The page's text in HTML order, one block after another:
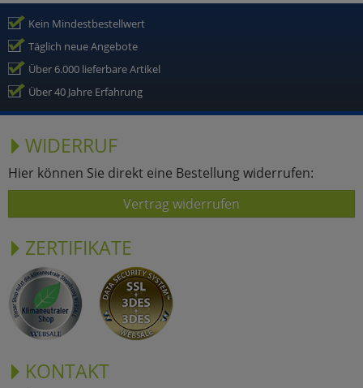
Kein Mindestbestellwert
Täglich neue Angebote
Über 6.000 lieferbare Artikel
Über 40 Jahre Erfahrung
WIDERRUF
Hier können Sie direkt eine Bestellung widerrufen:
Vertrag widerrufen
ZERTIFIKATE
KONTAKT